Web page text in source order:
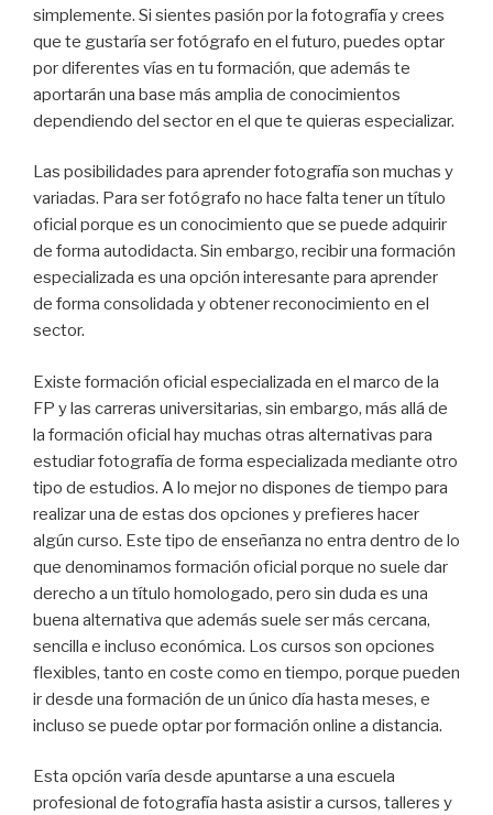
simplemente. Si sientes pasión por la fotografía y crees
que te gustaría ser fotógrafo en el futuro, puedes optar
por diferentes vías en tu formación, que además te
aportarán una base más amplia de conocimientos
dependiendo del sector en el que te quieras especializar.
Las posibilidades para aprender fotografía son muchas y
variadas. Para ser fotógrafo no hace falta tener un título
oficial porque es un conocimiento que se puede adquirir
de forma autodidacta. Sin embargo, recibir una formación
especializada es una opción interesante para aprender
de forma consolidada y obtener reconocimiento en el
sector.
Existe formación oficial especializada en el marco de la
FP y las carreras universitarias, sin embargo, más allá de
la formación oficial hay muchas otras alternativas para
estudiar fotografía de forma especializada mediante otro
tipo de estudios. A lo mejor no dispones de tiempo para
realizar una de estas dos opciones y prefieres hacer
algún curso. Este tipo de enseñanza no entra dentro de lo
que denominamos formación oficial porque no suele dar
derecho a un título homologado, pero sin duda es una
buena alternativa que además suele ser más cercana,
sencilla e incluso económica. Los cursos son opciones
flexibles, tanto en coste como en tiempo, porque pueden
ir desde una formación de un único día hasta meses, e
incluso se puede optar por formación online a distancia.
Esta opción varía desde apuntarse a una escuela
profesional de fotografía hasta asistir a cursos, talleres y